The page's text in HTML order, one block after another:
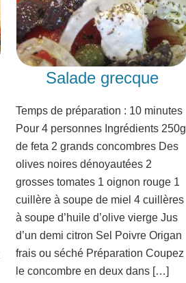
Salade grecque
Temps de préparation : 10 minutes
Pour 4 personnes Ingrédients 250g
de feta 2 grands concombres Des
olives noires dénoyautées 2
grosses tomates 1 oignon rouge 1
cuillère à soupe de miel 4 cuillères
à soupe d’huile d’olive vierge Jus
d’un demi citron Sel Poivre Origan
frais ou séché Préparation Coupez
le concombre en deux dans […]